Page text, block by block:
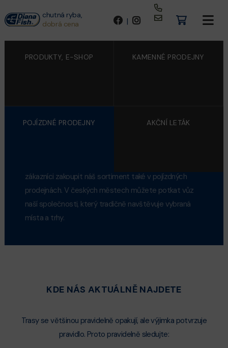
chutná ryba,
dobrá cena
|
PRODUKTY, E-SHOP KAMENNÉ PRODEJNY
POJÍZDNÉ PRODEJNY AKČNÍ LETÁK
zákazníci zakoupit náš sortiment také v pojízdných
prodejnách. V českých městech můžete potkat vůz
naší společnosti, který tradičně navštěvuje vybraná
místa a trhy.
KDE NÁS AKTUÁLNĚ NAJDETE
Trasy se většinou pravidelně opakují, ale výjimka potvrzuje
pravidlo. Proto pravidelně sledujte: